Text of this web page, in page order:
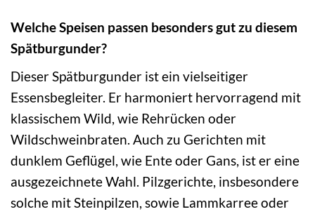
Welche Speisen passen besonders gut zu diesem
Spätburgunder?
Dieser Spätburgunder ist ein vielseitiger
Essensbegleiter. Er harmoniert hervorragend mit
klassischem Wild, wie Rehrücken oder
Wildschweinbraten. Auch zu Gerichten mit
dunklem Geflügel, wie Ente oder Gans, ist er eine
ausgezeichnete Wahl. Pilzgerichte, insbesondere
solche mit Steinpilzen, sowie Lammkarree oder